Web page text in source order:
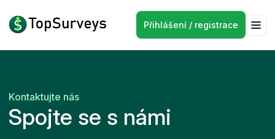
Přihlášení / registrace
Kontaktujte nás
Spojte se s námi